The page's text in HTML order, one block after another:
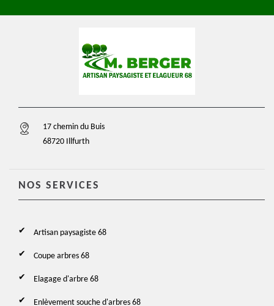
17 chemin du Buis
68720 Illfurth
NOS SERVICES
Artisan paysagiste 68
Coupe arbres 68
Elagage d'arbre 68
Enlèvement souche d'arbres 68